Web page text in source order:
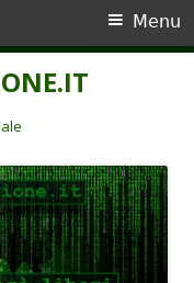
Menu